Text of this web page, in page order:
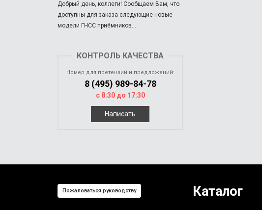
Добрый день, коллеги! Сообщаем Вам, что
доступны для заказа следующие новые
модели ГНСС приёмников...
КОНТРОЛЬ КАЧЕСТВА
Номер для претензий и предложений:
8 (495) 989-84-78
с 8:30 до 17:30
Написать
Пожаловаться руководству Каталог